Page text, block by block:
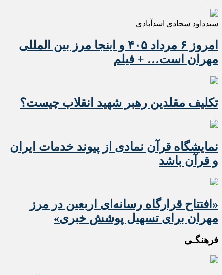
سیدداود سجادی اسدآبادی
امروز ۶ مرداد ۴۰۵ و اینجا مرز بین المللی
مهران است… + فیلم
تکلیف مقلدین رهبر شهید انقلاب چیست؟
نمایشگاه قرآن نمادی از پیوند خدمات ایران
و قرآن باشد
«افتتاح قرارگاه رسانه‌ای اربعین در مرز
مهران برای تسهیل پوشش خبری»
فرهنگـی